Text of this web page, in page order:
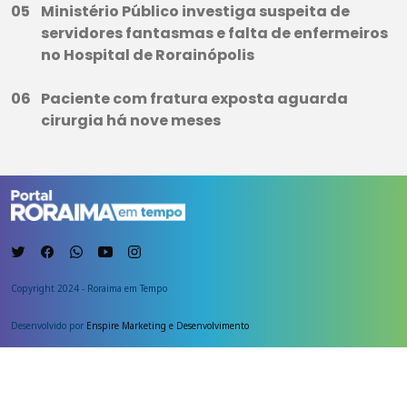
Ministério Público investiga suspeita de
servidores fantasmas e falta de enfermeiros
no Hospital de Rorainópolis
Paciente com fratura exposta aguarda
cirurgia há nove meses
Copyright 2024 - Roraima em Tempo
Desenvolvido por Enspire Marketing e Desenvolvimento